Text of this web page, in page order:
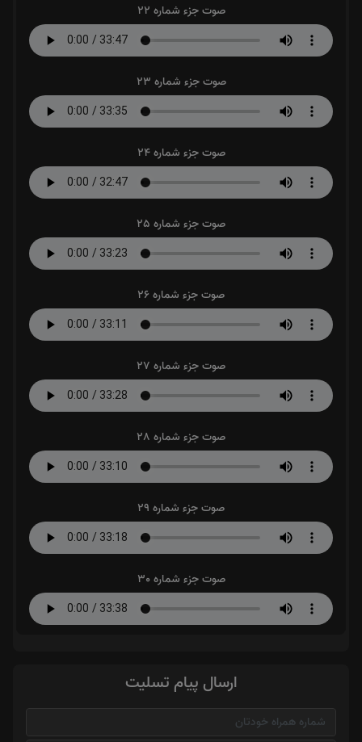
صوت جزء شماره 22
صوت جزء شماره 23
صوت جزء شماره 24
صوت جزء شماره 25
صوت جزء شماره 26
صوت جزء شماره 27
صوت جزء شماره 28
صوت جزء شماره 29
صوت جزء شماره 30
ارسال پیام تسلیت